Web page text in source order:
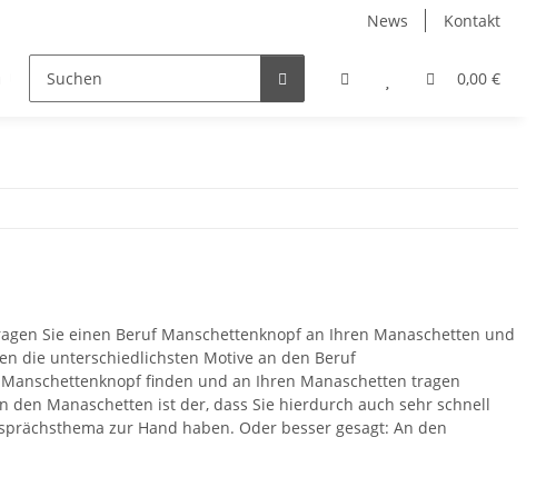
News Kontakt
0,00 €
nach Farbe Angebote %
Sie einen Beruf Manschettenknopf an Ihren Manaschetten und
die unterschiedlichsten Motive an den Beruf
finden und an Ihren Manaschetten tragen
Manaschetten ist der, dass Sie hierdurch auch sehr schnell
zur Hand haben. Oder besser gesagt: An den